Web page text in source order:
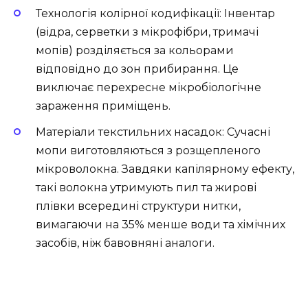
Технологія колірної кодифікації: Інвентар
(відра, серветки з мікрофібри, тримачі
мопів) розділяється за кольорами
відповідно до зон прибирання. Це
виключає перехресне мікробіологічне
зараження приміщень.
Матеріали текстильних насадок: Сучасні
мопи виготовляються з розщепленого
мікроволокна. Завдяки капілярному ефекту,
такі волокна утримують пил та жирові
плівки всередині структури нитки,
вимагаючи на 35% менше води та хімічних
засобів, ніж бавовняні аналоги.